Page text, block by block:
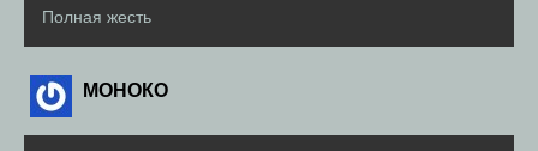
Полная жесть
МОНОКО